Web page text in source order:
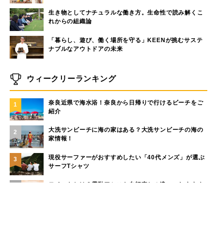
生き物としてナチュラルな働き方。生命性で読み解くこ
れからの組織論
「暮らし、遊び、働く場所を守る」KEENが挑むサステ
ナブルなアウトドアの未来
ウィークリーランキング
1
奈良近県で海水浴！奈良から日帰りで行けるビーチをご
紹介
2
大洗サンビーチに海の家はある？大洗サンビーチの海の
家情報！
3
現役サーファーがおすすめしたい「40代メンズ」が選ぶ
サーフTシャツ
モペットとは？電動アシスト自転車との違い、おすすめ